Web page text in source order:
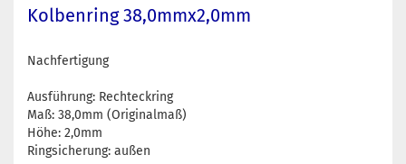
Kolbenring 38,0mmx2,0mm
Nachfertigung
Ausführung: Rechteckring
Maß: 38,0mm (Originalmaß)
Höhe: 2,0mm
Ringsicherung: außen